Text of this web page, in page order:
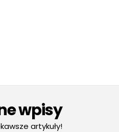
wpisy
artykuły!